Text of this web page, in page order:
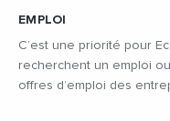
EMPLOI
C’est une priorité pour
recherchent un emploi
offres d’emploi des